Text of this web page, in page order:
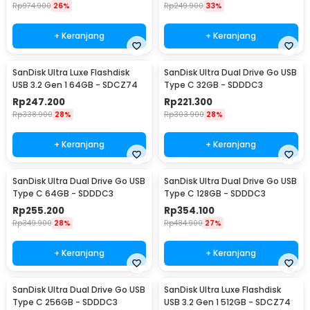
Rp974.900 26%
+ Keranjang
Rp249.900 33%
+ Keranjang
SanDisk Ultra Luxe Flashdisk
USB 3.2 Gen 1 64GB - SDCZ74
Rp247.200
Rp338.900 28%
+ Keranjang
SanDisk Ultra Dual Drive Go USB
Type C 32GB - SDDDC3
Rp221.300
Rp303.900 28%
+ Keranjang
SanDisk Ultra Dual Drive Go USB
Type C 64GB - SDDDC3
Rp255.200
Rp349.900 28%
+ Keranjang
SanDisk Ultra Dual Drive Go USB
Type C 128GB - SDDDC3
Rp354.100
Rp484.900 27%
+ Keranjang
SanDisk Ultra Dual Drive Go USB
Type C 256GB - SDDDC3
SanDisk Ultra Luxe Flashdisk
USB 3.2 Gen 1 512GB - SDCZ74